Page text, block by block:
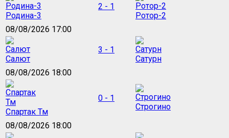
Родина-3
2 - 1
Ротор-2
08/08/2026 17:00
Салют
3 - 1
Сатурн
08/08/2026 18:00
Спартак Тм
0 - 1
Строгино
08/08/2026 18:00